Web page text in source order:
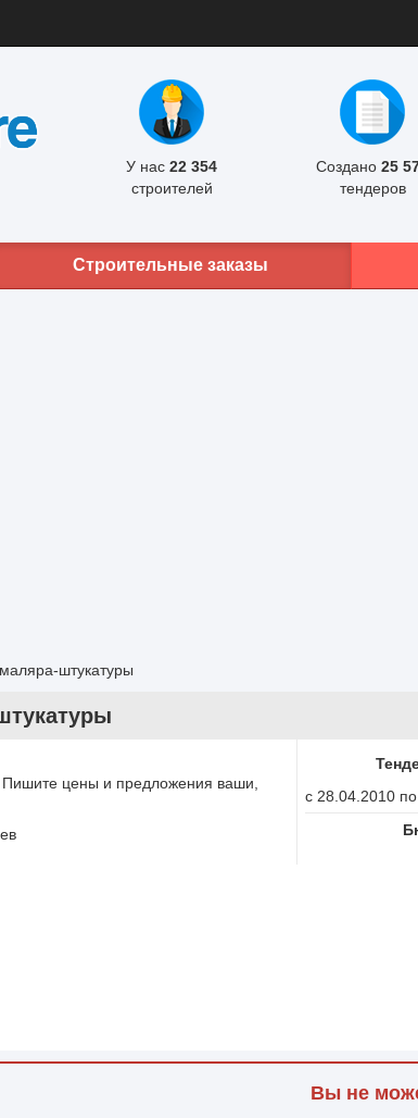
У нас 22 354
строителей
Создано 25
тендеров
Строительные заказы
штукатуры
цены и предложения ваши,
с 28.04.2010
Вы не